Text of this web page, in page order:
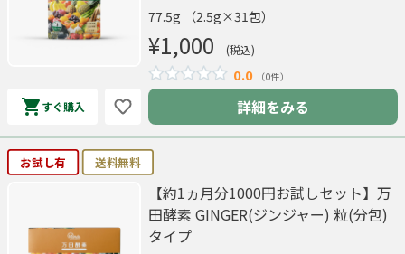
77.5g （2.5g×31包）
¥1,000 (税込)
0.0 （0件）
すぐ購入 詳細をみる
お試し有 送料無料
【約1ヵ月分1000円お試しセット】万
田酵素 GINGER(ジンジャー) 粒(分包)
タイプ